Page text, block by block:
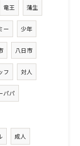
竜王 蒲生
ー 少年
八日市
フ 対人
パパ
成人